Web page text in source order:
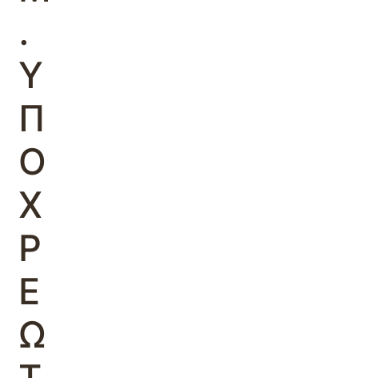
.
Υ
Π
Ο
Χ
Ρ
Ε
Ω